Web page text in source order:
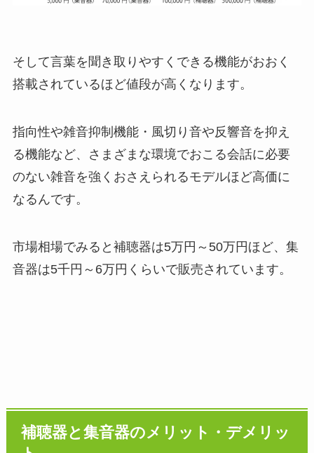
そして言葉を聞き取りやすくできる機能がおおく
搭載されているほど値段が高くなります。
指向性や雑音抑制機能・風切り音や反響音を抑え
る機能など、さまざまな環境でおこる会話に必要
のない雑音を強くおさえられるモデルほど高価に
なるんです。
市場相場でみると補聴器は5万円～50万円ほど、集
音器は5千円～6万円くらいで販売されています。
補聴器と集音器のメリット・デメリッ